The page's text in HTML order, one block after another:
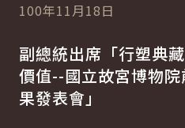
100年11月18日
副總統出席「行塑典
價值--國立故宮博物
果發表會」